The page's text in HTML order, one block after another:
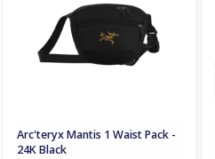
Arc'teryx Mantis 1 Waist Pack -
24K Black